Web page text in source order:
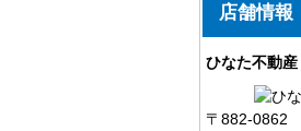
店舗情報
ひなた不動産
〒882-0862